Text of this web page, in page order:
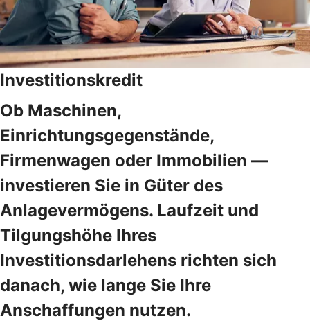
Investitionskredit
Ob Maschinen,
Einrichtungsgegenstände,
Firmenwagen oder Immobilien —
investieren Sie in Güter des
Anlagevermögens. Laufzeit und
Tilgungshöhe Ihres
Investitionsdarlehens richten sich
danach, wie lange Sie Ihre
Anschaffungen nutzen.